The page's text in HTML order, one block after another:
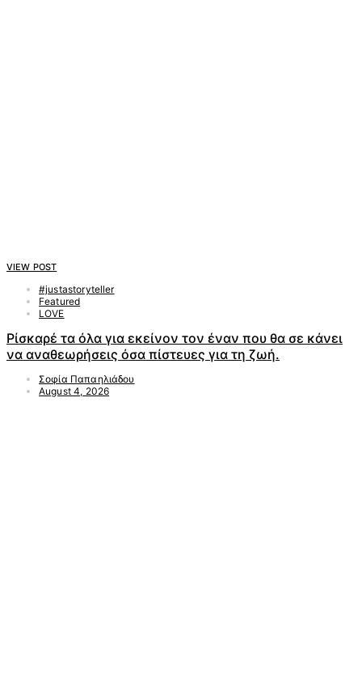
VIEW POST
#justastoryteller
Featured
LOVE
Ρίσκαρέ τα όλα για εκείνον τον έναν που θα σε κάνει
να αναθεωρήσεις όσα πίστευες για τη ζωή.
Σοφία Παπαηλιάδου
August 4, 2026